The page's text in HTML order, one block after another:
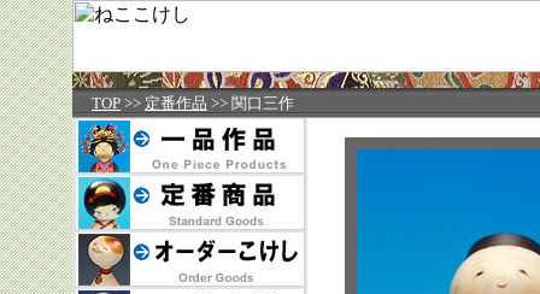
TOP >> 定番作品 >> 関口三作